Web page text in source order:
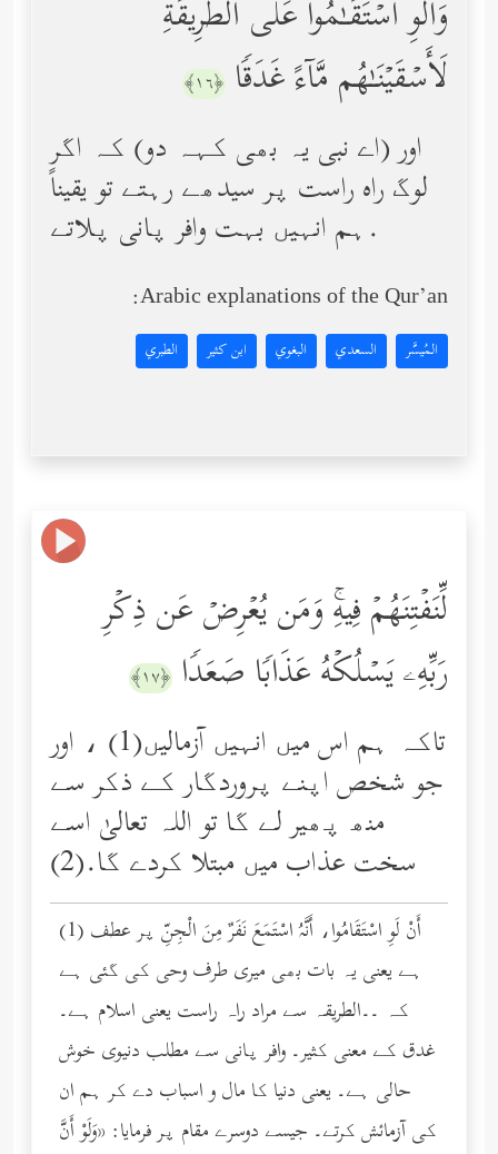
وَأَلَّوِ ٱسۡتَقَـٰمُواْ عَلَى ٱلطَّرِیقَةِ
لَأَسۡقَیۡنَـٰهُم مَّاۤءً غَدَقࣰا ﴿١٦﴾
اور (اے نبی یہ بھی کہہ دو) کہ اگر
لوگ راه راست پر سیدھے رہتے تو یقیناً
ہم انہیں بہت وافر پانی پلاتے.
Arabic explanations of the Qur’an:
المُيسَّر السعدي البغوي ابن كثير الطبري
لِّنَفۡتِنَهُمۡ فِیهِۚ وَمَن یُعۡرِضۡ عَن ذِكۡرِ
رَبِّهِۦ یَسۡلُكۡهُ عَذَابࣰا صَعَدࣰا ﴿١٧﴾
تاکہ ہم اس میں انہیں آزمالیں(1) ، اور
جو شخص اپنے پروردگار کے ذکر سے
منھ پھیر لے گا تو اللہ تعالیٰ اسے
سخت عذاب میں مبتلا کردے گا.(2)
(1) أَنْ لَوِ اسْتَقَامُوا، أَنَّهُ اسْتَمَعَ نَفَرٌ مِنَ الْجِنِّ پر عطف
ہے یعنی یہ بات بھی میری طرف وحی کی گئی ہے
کہ ۔۔الطریقہ سے مراد راہ راست یعنی اسلام ہے۔
غدق کے معنی کثیر۔ وافر پانی سے مطلب دنیوی خوش
حالی ہے۔ یعنی دنیا کا مال و اسباب دے کر ہم ان
کی آزمائش کرتے۔ جیسے دوسرے مقام پر فرمایا: «وَلَوْ أَنَّ